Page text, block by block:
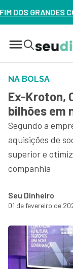
NO
NA BOLSA
Ex-Kroton,
bilhões em
Segundo a
aquisições de
superior e
companhia
Seu Dinheiro
01 de fevereiro de